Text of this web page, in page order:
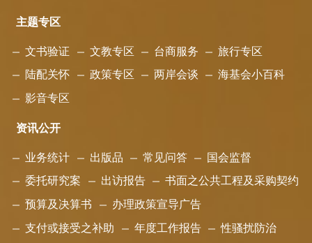
主题专区
文书验证 文教专区 台商服务 旅行专区
陆配关怀 政策专区 两岸会谈 海基会小百科
影音专区
资讯公开
业务统计 出版品 常见问答 国会监督
委托研究案 出访报告 书面之公共工程及采购契约
预算及决算书 办理政策宣导广告
支付或接受之补助 年度工作报告 性骚扰防治